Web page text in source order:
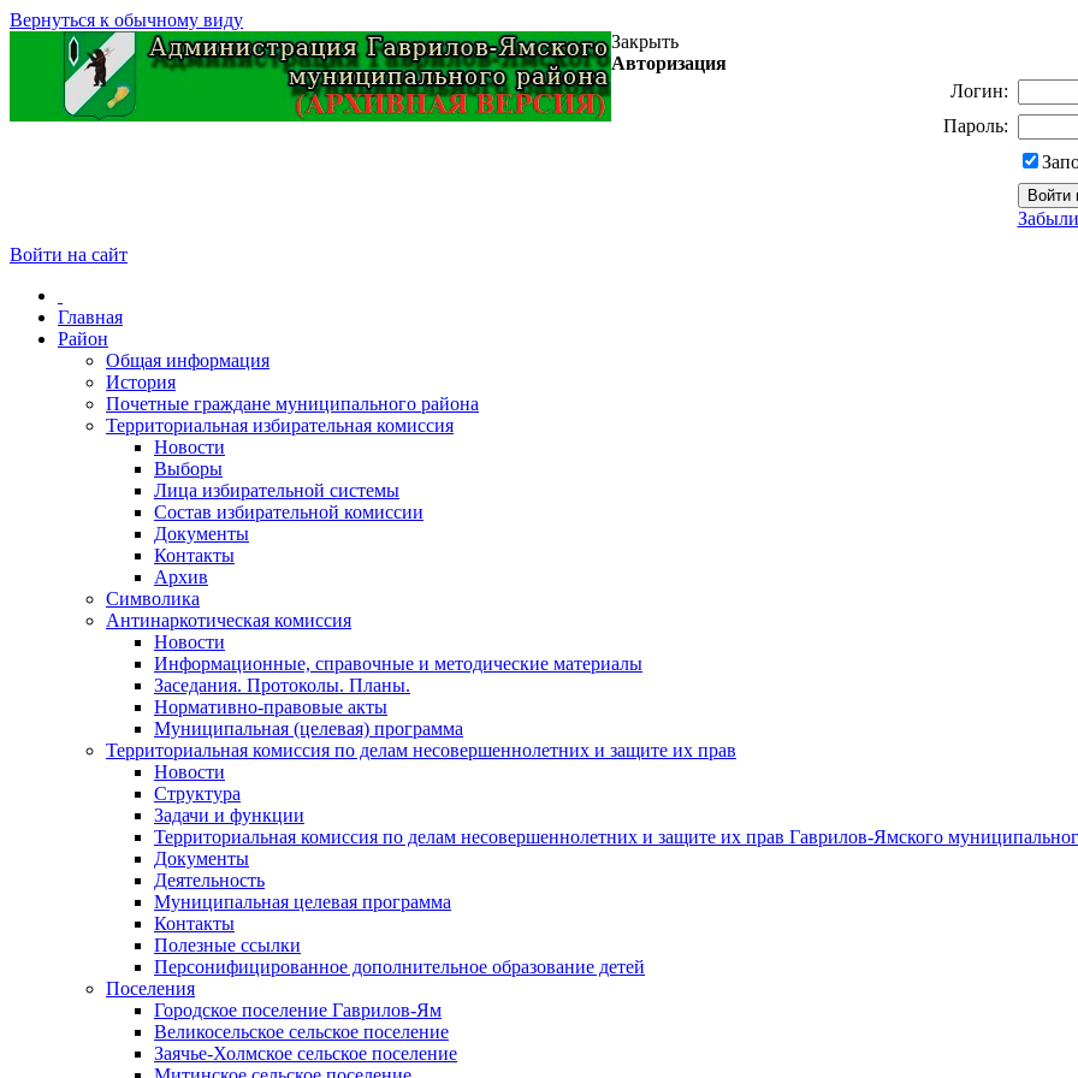
Вернуться к обычному виду
Закрыть
Авторизация
Логин:
Пароль:
Войти на сайт
Главная
Район
Общая информация
История
Почетные граждане муниципального района
Территориальная избирательная комиссия
Новости
Выборы
Лица избирательной системы
Состав избирательной комиссии
Документы
Контакты
Архив
Символика
Антинаркотическая комиссия
Новости
Информационные, справочные и методические материалы
Заседания. Протоколы. Планы.
Нормативно-правовые акты
Муниципальная (целевая) программа
Территориальная комиссия по делам несовершеннолетних и защите их прав
Новости
Структура
Задачи и функции
Территориальная комиссия по делам несовершеннолетних и защите их прав Гаврилов-Ямского
Документы
Деятельность
Муниципальная целевая программа
Контакты
Полезные ссылки
Персонифицированное дополнительное образование детей
Поселения
Городское поселение Гаврилов-Ям
Великосельское сельское поселение
Заячье-Холмское сельское поселение